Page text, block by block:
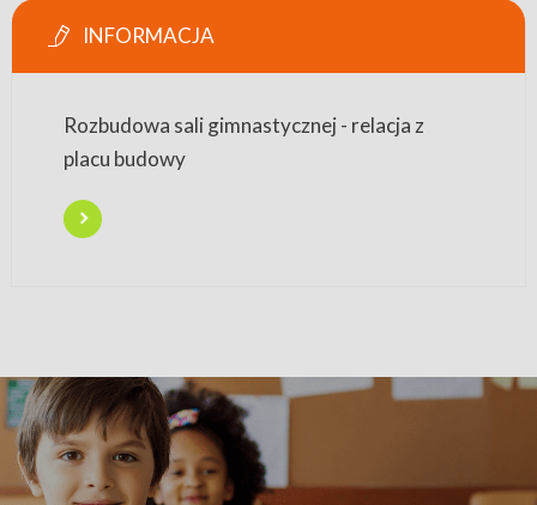
INFORMACJA
Rozbudowa sali gimnastycznej - relacja z
placu budowy